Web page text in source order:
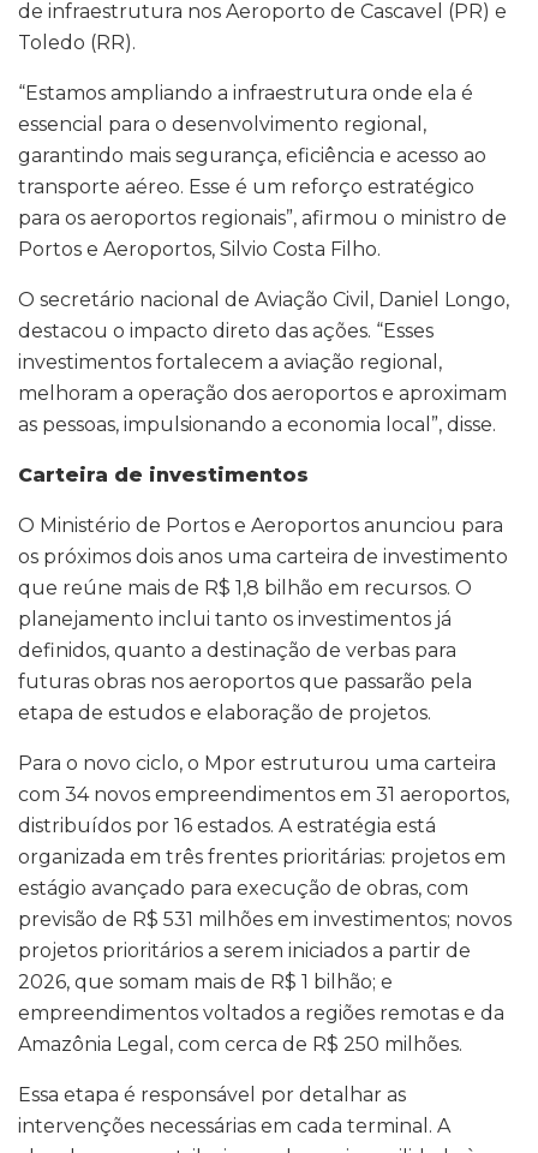
de infraestrutura nos Aeroporto de Cascavel (PR) e
Toledo (RR).
“Estamos ampliando a infraestrutura onde ela é
essencial para o desenvolvimento regional,
garantindo mais segurança, eficiência e acesso ao
transporte aéreo. Esse é um reforço estratégico
para os aeroportos regionais”, afirmou o ministro de
Portos e Aeroportos, Silvio Costa Filho.
O secretário nacional de Aviação Civil, Daniel Longo,
destacou o impacto direto das ações. “Esses
investimentos fortalecem a aviação regional,
melhoram a operação dos aeroportos e aproximam
as pessoas, impulsionando a economia local”, disse.
Carteira de investimentos
O Ministério de Portos e Aeroportos anunciou para
os próximos dois anos uma carteira de investimento
que reúne mais de R$ 1,8 bilhão em recursos. O
planejamento inclui tanto os investimentos já
definidos, quanto a destinação de verbas para
futuras obras nos aeroportos que passarão pela
etapa de estudos e elaboração de projetos.
Para o novo ciclo, o Mpor estruturou uma carteira
com 34 novos empreendimentos em 31 aeroportos,
distribuídos por 16 estados. A estratégia está
organizada em três frentes prioritárias: projetos em
estágio avançado para execução de obras, com
previsão de R$ 531 milhões em investimentos; novos
projetos prioritários a serem iniciados a partir de
2026, que somam mais de R$ 1 bilhão; e
empreendimentos voltados a regiões remotas e da
Amazônia Legal, com cerca de R$ 250 milhões.
Essa etapa é responsável por detalhar as
intervenções necessárias em cada terminal. A